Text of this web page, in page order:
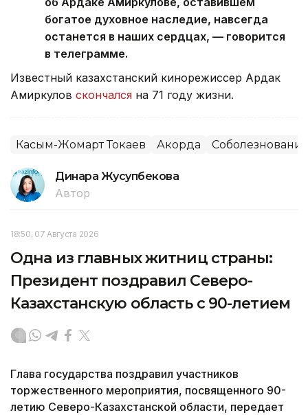
богатое духовное наследие, навсегда
останется в наших сердцах, — говорится
в телеграмме.
Известный казахстанский кинорежиссер Ардак
Амиркулов скончался на 71 году жизни.
Касым-Жомарт Токаев Акорда
Динара Жусупбекова
Автор
18:50, 07 Августа 2026
Одна из главных житниц страны:
Президент поздравил Северо-
Казахстанскую область с 90-летием
Глава государства поздравил участников
торжественного мероприятия, посвященного 90-
летию Северо-Казахстанской области, передает